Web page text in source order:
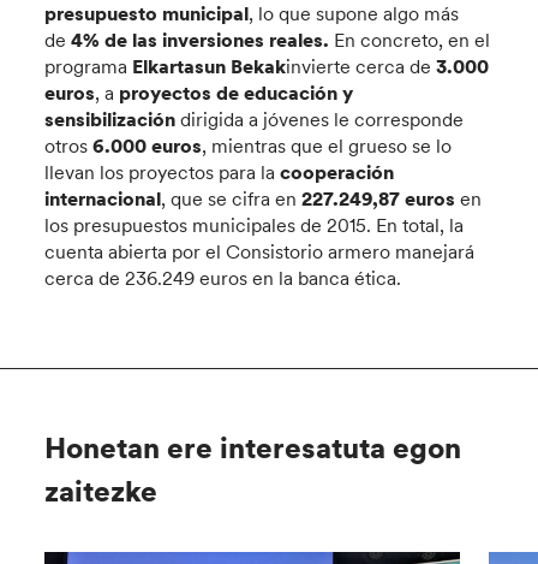
presupuesto municipal, lo que supone algo más
de4% de las inversiones reales. En concreto, en el
programa Elkartasun Bekakinvierte cerca de3.000
euros, a proyectos de educación y
sensibilización dirigida a jóvenes le corresponde
otros6.000 euros, mientras que el grueso se lo
llevan los proyectos para lacooperación
internacional, que se cifra en227.249,87 euros en
los presupuestos municipales de 2015. En total, la
cuenta abierta por el Consistorio armero manejará
cerca de 236.249 euros en la banca ética.
Honetan ere interesatuta egon
zaitezke